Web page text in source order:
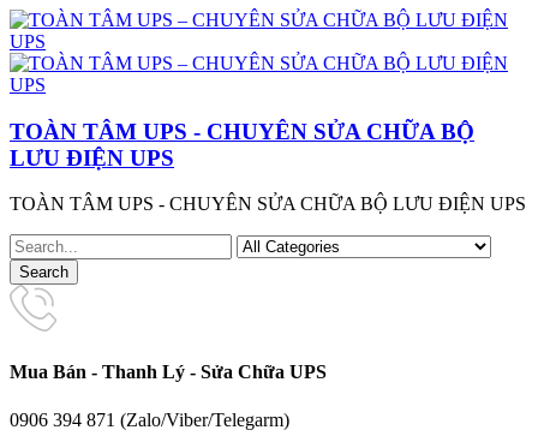
TOÀN TÂM UPS - CHUYÊN SỬA CHỮA BỘ
LƯU ĐIỆN UPS
TOÀN TÂM UPS - CHUYÊN SỬA CHỮA BỘ LƯU ĐIỆN UPS
Mua Bán - Thanh Lý - Sửa Chữa UPS
0906 394 871 (Zalo/Viber/Telegarm)